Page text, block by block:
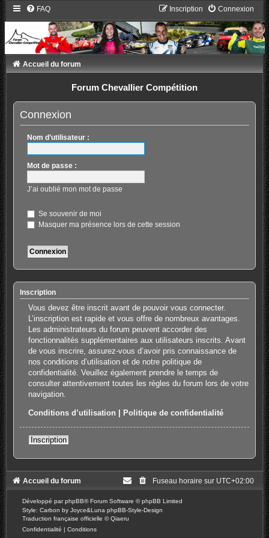
FAQ Connexion
Inscription
Accueil du forum
Forum Chevallier Compétition
Connexion
Nom d’utilisateur :
Mot de passe :
J’ai oublié mon mot de passe
Se souvenir de moi
Masquer ma présence lors de cette session
Inscription
Vous devez être inscrit avant de pouvoir vous connecter.
L’inscription est rapide et vous offre de nombreux avantages.
Les administrateurs du forum peuvent accorder des
fonctionnalités supplémentaires aux utilisateurs inscrits. Avant
de vous inscrire, assurez-vous d’avoir pris connaissance de
nos conditions d’utilisation et de notre politique de
confidentialité. Veuillez également prendre le temps de
consulter attentivement toutes les règles du forum lors de votre
navigation.
Conditions d’utilisation Politique de confidentialité
Inscription
Accueil du forum Fuseau horaire sur UTC+02:00
Développé parphpBB® Forum Software © phpBB Limited
Style: Carbon by Joyce&Luna phpBB-Style-Design
Traduction française officielle ©Qiaeru
Confidentialité | Conditions